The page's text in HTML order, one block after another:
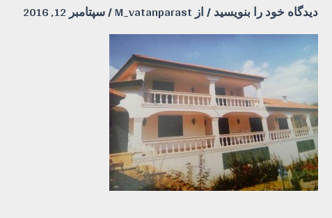
دیدگاه‌ خود را بنویسید/ ازM_vatanparast
/سپتامبر 12, 2016